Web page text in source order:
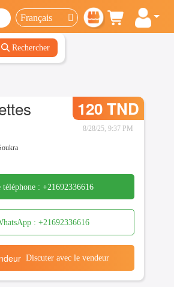
Rechercher
120 TND
8/28/25, 9:37 PM
téléphone :+21692336616
: +21692336616
Discuter avec le vendeur